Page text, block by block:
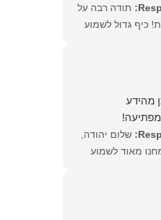
תודה רבה על
כיף גדול לשמוע
לעמוד לרשותך!
מהידע
מפתיעה!
שלום יהודה,
מאוד לשמוע
הכל. נשמח תמיד